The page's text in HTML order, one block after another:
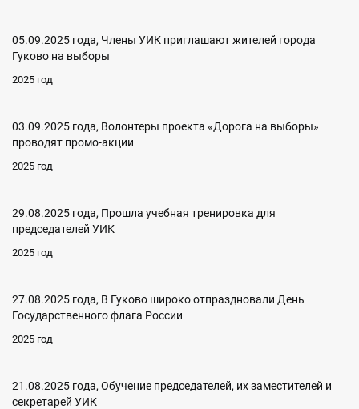
05.09.2025 года, Члены УИК приглашают жителей города
Гуково на выборы
2025 год
03.09.2025 года, Волонтеры проекта «Дорога на выборы»
проводят промо-акции
2025 год
29.08.2025 года, Прошла учебная тренировка для
председателей УИК
2025 год
27.08.2025 года, В Гуково широко отпраздновали День
Государственного флага России
2025 год
21.08.2025 года, Обучение председателей, их заместителей и
секретарей УИК